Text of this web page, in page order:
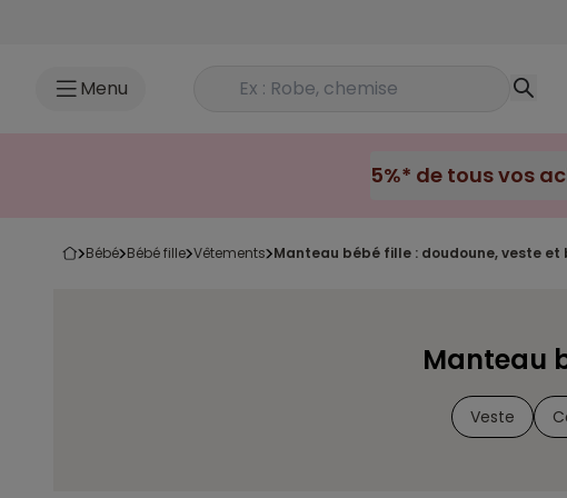
Menu Rechercher un produit
bébé bébé fille vêtements manteau bébé fille : doudoune, veste et
Manteau
Veste